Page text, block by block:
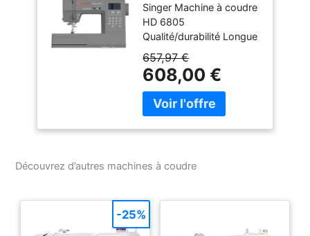
Singer Machine à coudre
HD 6805
Qualité/durabilité Longue
durée de vie Robustesse
Conception flexible
657,97 €
608,00 €
Découvrez d’autres machines à coudre
-25%